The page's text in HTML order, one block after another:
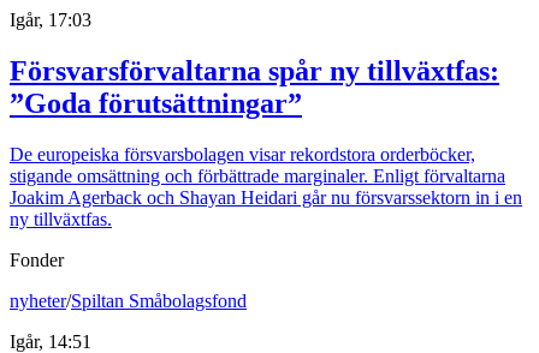
Igår, 17:03
Försvarsförvaltarna spår ny tillväxtfas:
”Goda förutsättningar”
De europeiska försvarsbolagen visar rekordstora orderböcker,
stigande omsättning och förbättrade marginaler. Enligt förvaltarna
Joakim Agerback och Shayan Heidari går nu försvarssektorn in i en
ny tillväxtfas.
Fonder
nyheter/Spiltan Småbolagsfond
Igår, 14:51